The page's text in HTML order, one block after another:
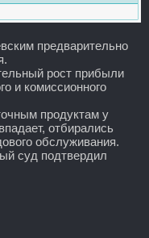
предварительно
рост прибыли
и комиссионного
продуктам у
отбирались
обслуживания.
суд подтвердил